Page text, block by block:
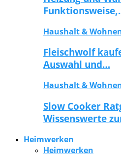
Haushalt &
Fleischwolf
Auswahl und…
Haushalt &
Slow Cooker
Wissenswerte
Heimwerken
Heimwerken